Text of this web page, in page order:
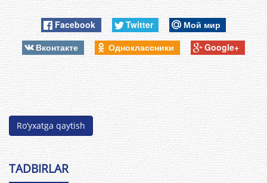
Facebook Twitter
Мой мир
Вконтакте
Одноклассники Google+
Ro’yxatga qaytish
TADBIRLAR